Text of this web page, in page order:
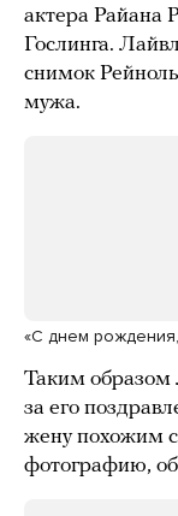
актера Райана
Гослинга.
снимок
мужа.
«С днем
Таким образом
за его
жену похожим
фотографию,